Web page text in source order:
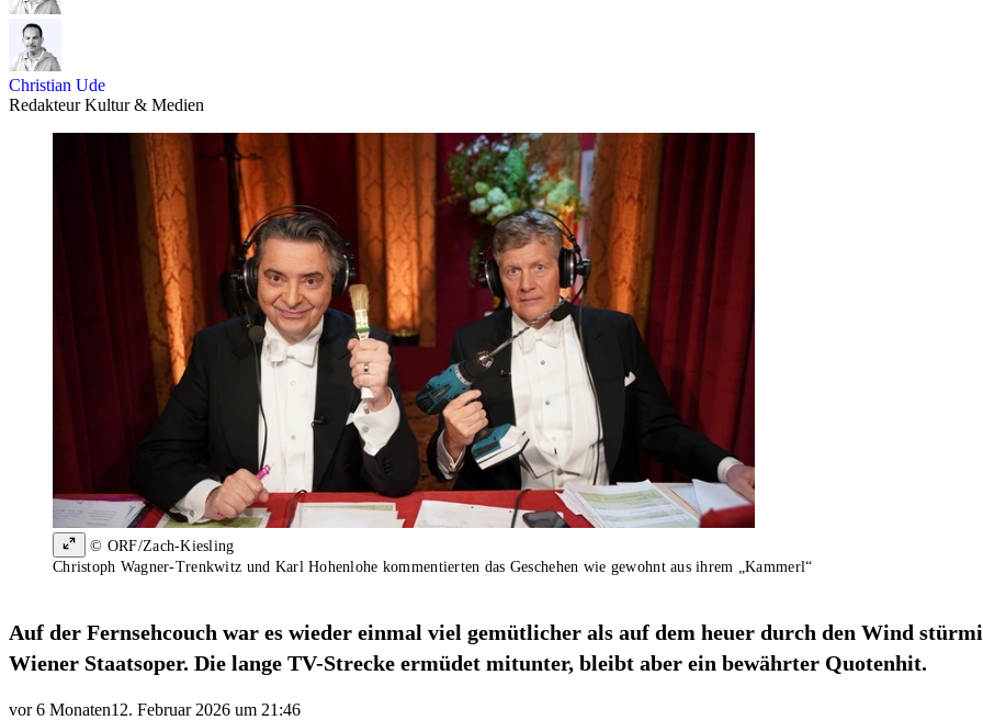
Christian Ude
Redakteur Kultur & Medien
© ORF/Zach-Kiesling
Christoph Wagner-Trenkwitz und Karl Hohenlohe kommentierten das Geschehen wie gewohnt aus ihrem „Kammerl“
Auf der Fernsehcouch war es wieder einmal viel gemütlicher als auf dem heuer durch den Wind
Wiener Staatsoper. Die lange TV-Strecke ermüdet mitunter, bleibt aber ein bewährter Quotenhit.
vor 6 Monaten12. Februar 2026 um 21:46